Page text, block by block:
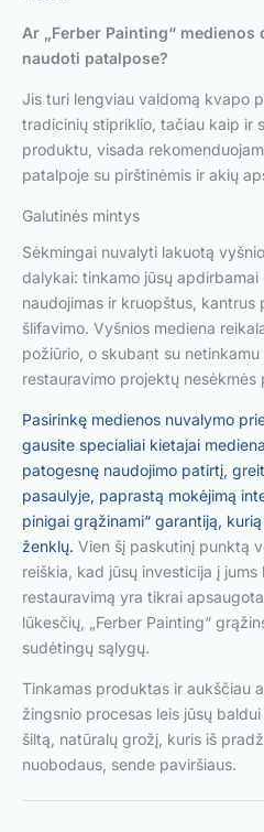
Ar „Ferber Painting“
naudoti patalpose?
Jis turi lengviau valdomą kvapo
tradicinių stipriklio, tačiau kaip ir
produktu, visada
patalpoje su pirštinėmis ir akių
Galutinės mintys
Sėkmingai nuvalyti lakuotą
dalykai: tinkamo jūsų
naudojimas ir kruopštus, kantrus
šlifavimo. Vyšnios mediena
požiūrio, o skubant su
restauravimo projektų nesėkmės
Pasirinkę medienos nuvalymo
gausite specialiai kietajai
patogesnę naudojimo patirtį,
pasaulyje, paprastą mokėjimą
pinigai grąžinami“ garantiją,
ženklų. Vien šį paskutinį punktą
reiškia, kad jūsų investicija į
restauravimą yra tikrai
lūkesčių, „Ferber Painting“
sudėtingų sąlygų.
Tinkamas produktas ir aukščiau
žingsnio procesas leis jūsų
šiltą, natūralų grožį, kuris iš
nuobodaus, sende paviršiaus.